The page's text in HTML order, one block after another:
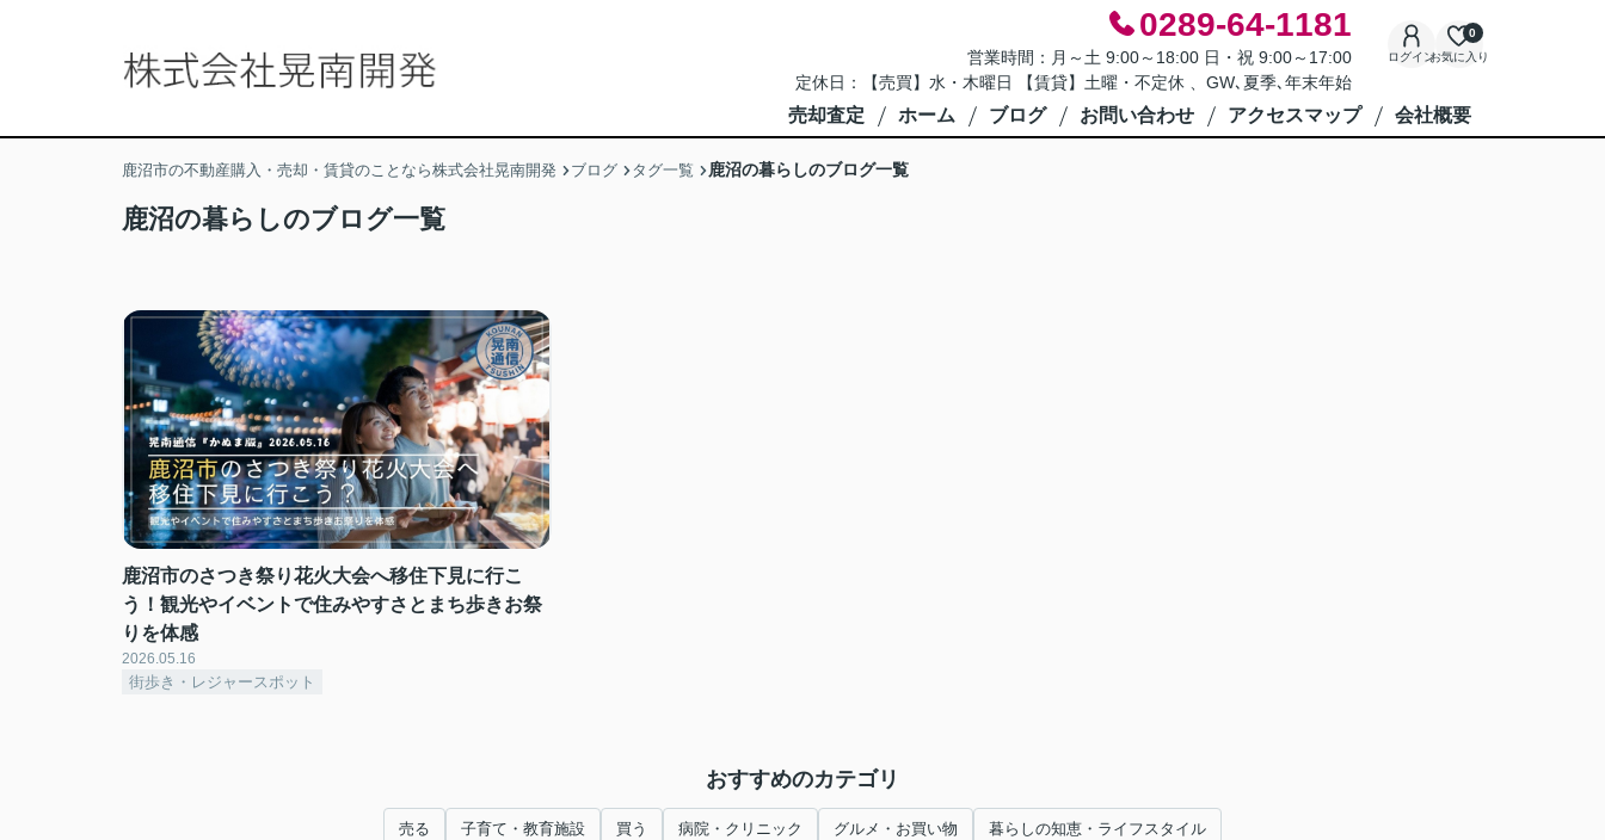
0289-64-1181
営業時間：月～土 9:00～18:00 日・祝 9:00～17:00
定休日：【売買】水・木曜日 【賃貸】土曜・不定休 、GW､夏季､年末年始
ログインお気に入り
0
売却査定 ホーム ブログ お問い合わせ アクセスマップ 会社概要
鹿沼市の不動産購入・売却・賃貸のことなら株式会社晃南開発 ブログ タグ一覧 鹿沼の暮らしのブログ一覧
鹿沼の暮らしのブログ一覧
鹿沼市のさつき祭り花火大会へ移住下見に行こ
う！観光やイベントで住みやすさとまち歩きお祭
りを体感
2026.05.16
街歩き・レジャースポット
おすすめのカテゴリ
売る 子育て・教育施設 買う 病院・クリニック グルメ・お買い物 暮らしの知恵・ライフスタイル